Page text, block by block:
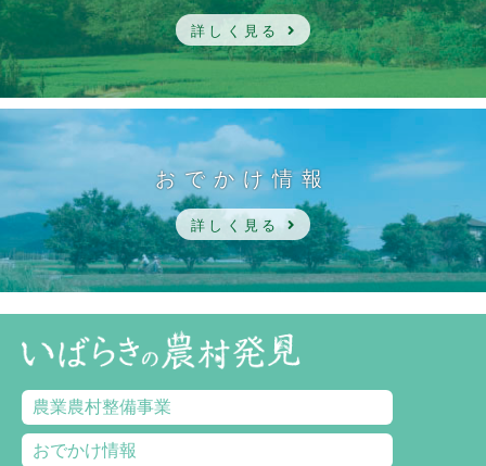
詳しく見る
おでかけ情報
詳しく見る
農業農村整備事業
おでかけ情報